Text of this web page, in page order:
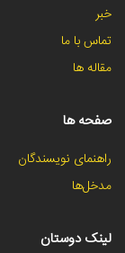
خبر
تماس با ما
مقاله ها
صفحه ها
راهنمای نویسندگان
مدخل‌ها
لینک دوستان